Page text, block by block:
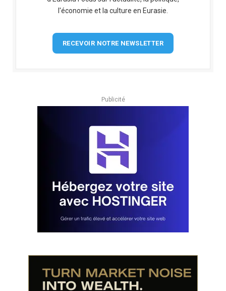
l'économie et la culture en Eurasie.
RECEVOIR NOTRE NEWSLETTER
Publicité